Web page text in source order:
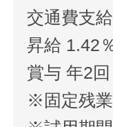
交通費支給
昇給 1.42
賞与 年2
※固定残